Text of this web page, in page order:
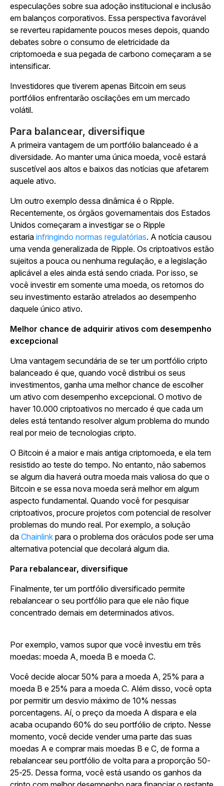
especulações sobre sua adoção institucional e inclusão
em balanços corporativos. Essa perspectiva favorável
se reverteu rapidamente poucos meses depois, quando
debates sobre o consumo de eletricidade da
criptomoeda e sua pegada de carbono começaram a se
intensificar.
Investidores que tiverem apenas Bitcoin em seus
portfólios enfrentarão oscilações em um mercado
volátil.
Para balancear, diversifique
A primeira vantagem de um portfólio balanceado é a
diversidade. Ao manter uma única moeda, você estará
suscetível aos altos e baixos das notícias que afetarem
aquele ativo.
Um outro exemplo dessa dinâmica é o Ripple.
Recentemente, os órgãos governamentais dos Estados
Unidos começaram a investigar se o Ripple
estaria infringindo normas regulatórias. A notícia causou
uma venda generalizada de Ripple. Os criptoativos estão
sujeitos a pouca ou nenhuma regulação, e a legislação
aplicável a eles ainda está sendo criada. Por isso, se
você investir em somente uma moeda, os retornos do
seu investimento estarão atrelados ao desempenho
daquele único ativo.
Melhor chance de adquirir ativos com desempenho
excepcional
Uma vantagem secundária de se ter um portfólio cripto
balanceado é que, quando você distribui os seus
investimentos, ganha uma melhor chance de escolher
um ativo com desempenho excepcional. O motivo de
haver 10.000 criptoativos no mercado é que cada um
deles está tentando resolver algum problema do mundo
real por meio de tecnologias cripto.
O Bitcoin é a maior e mais antiga criptomoeda, e ela tem
resistido ao teste do tempo. No entanto, não sabemos
se algum dia haverá outra moeda mais valiosa do que o
Bitcoin e se essa nova moeda será melhor em algum
aspecto fundamental. Quando você for pesquisar
criptoativos, procure projetos com potencial de resolver
problemas do mundo real. Por exemplo, a solução
da Chainlink para o problema dos oráculos pode ser uma
alternativa potencial que decolará algum dia.
Para rebalancear, diversifique
Finalmente, ter um portfólio diversificado permite
rebalancear o seu portfólio para que ele não fique
concentrado demais em determinados ativos.
Por exemplo, vamos supor que você investiu em três
moedas: moeda A, moeda B e moeda C.
Você decide alocar 50% para a moeda A, 25% para a
moeda B e 25% para a moeda C. Além disso, você opta
por permitir um desvio máximo de 10% nessas
porcentagens. Aí, o preço da moeda A dispara e ela
acaba ocupando 60% do seu portfólio de cripto. Nesse
momento, você decide vender uma parte das suas
moedas A e comprar mais moedas B e C, de forma a
rebalancear seu portfólio de volta para a proporção 50-
25-25. Dessa forma, você está usando os ganhos da